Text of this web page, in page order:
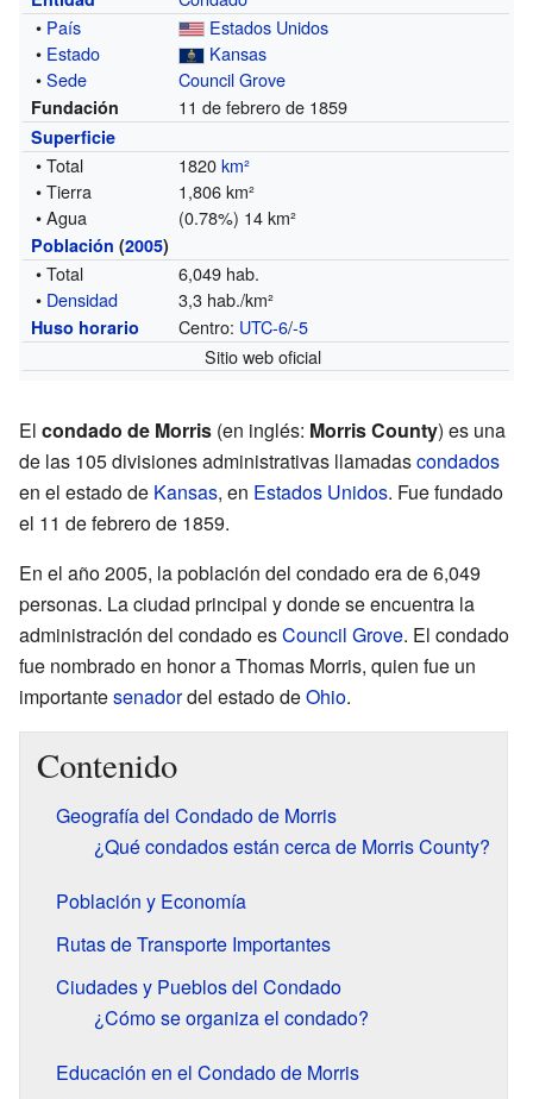
• País
Estados Unidos
• Estado
Kansas
•Sede Council Grove
Fundación 11 de febrero de 1859
Superficie
• Total 1820km²
• Tierra
1,806 km²
• Agua
(0.78%) 14 km²
Población (2005)
• Total
6,049 hab.
• Densidad 3,3 hab./km²
Huso horario Centro: UTC-6/-5
Sitio web oficial
El condado de Morris (en inglés: Morris County) es una
de las 105 divisiones administrativas llamadascondados
en el estado de Kansas, en Estados Unidos. Fue fundado
el 11 de febrero de 1859.
En el año 2005, la población del condado era de 6,049
personas. La ciudad principal y donde se encuentra la
administración del condado esCouncil Grove. El condado
fue nombrado en honor a Thomas Morris, quien fue un
importantesenadordel estado deOhio.
Contenido
Geografía del Condado de Morris
¿Qué condados están cerca de Morris County?
Población y Economía
Rutas de Transporte Importantes
Ciudades y Pueblos del Condado
¿Cómo se organiza el condado?
Educación en el Condado de Morris